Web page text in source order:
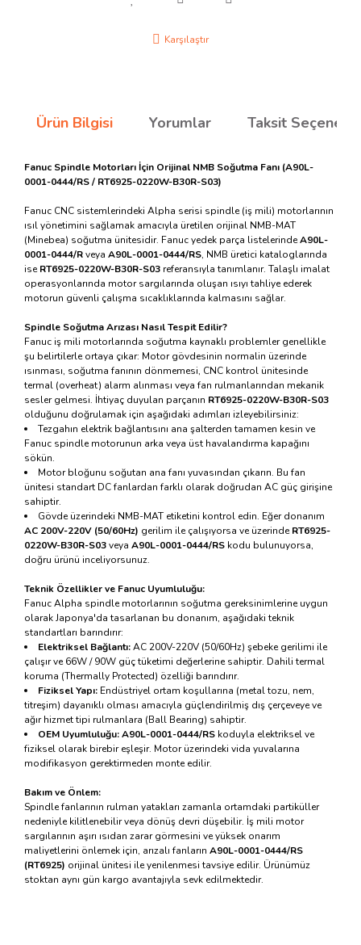
Karşılaştır
Ürün Bilgisi Yorumlar Taksit
Fanuc Spindle Motorları İçin Orijinal NMB Soğutma Fanı (A90L-
0001-0444/RS / RT6925-0220W-B30R-S03)
Fanuc CNC sistemlerindeki Alpha serisi spindle (iş mili) motorlarının
ısıl yönetimini sağlamak amacıyla üretilen orijinal NMB-MAT
(Minebea) soğutma ünitesidir. Fanuc yedek parça listelerindeA90L-
0001-0444/Rveya A90L-0001-0444/RS, NMB üretici kataloglarında
iseRT6925-0220W-B30R-S03 referansıyla tanımlanır. Talaşlı imalat
operasyonlarında motor sargılarında oluşan ısıyı tahliye ederek
motorun güvenli çalışma sıcaklıklarında kalmasını sağlar.
Spindle Soğutma Arızası Nasıl Tespit Edilir?
Fanuc iş mili motorlarında soğutma kaynaklı problemler genellikle
şu belirtilerle ortaya çıkar: Motor gövdesinin normalin üzerinde
ısınması, soğutma fanının dönmemesi, CNC kontrol ünitesinde
termal (overheat) alarm alınması veya fan rulmanlarından mekanik
sesler gelmesi. İhtiyaç duyulan parçanın RT6925-0220W-B30R-S03
olduğunu doğrulamak için aşağıdaki adımları izleyebilirsiniz:
Tezgahın elektrik bağlantısını ana şalterden tamamen kesin ve
Fanuc spindle motorunun arka veya üst havalandırma kapağını
sökün.
Motor bloğunu soğutan ana fanı yuvasından çıkarın. Bu fan
ünitesi standart DC fanlardan farklı olarak doğrudan AC güç girişine
sahiptir.
Gövde üzerindeki NMB-MAT etiketini kontrol edin. Eğer donanım
AC 200V-220V (50/60Hz) gerilim ile çalışıyorsa ve üzerindeRT6925-
0220W-B30R-S03veya A90L-0001-0444/RS kodu bulunuyorsa,
doğru ürünü inceliyorsunuz.
Teknik Özellikler ve Fanuc Uyumluluğu:
Fanuc Alpha spindle motorlarının soğutma gereksinimlerine uygun
olarak Japonya'da tasarlanan bu donanım, aşağıdaki teknik
standartları barındırır:
Elektriksel Bağlantı:AC 200V-220V (50/60Hz) şebeke gerilimi ile
çalışır ve 66W / 90W güç tüketimi değerlerine sahiptir. Dahili termal
koruma (Thermally Protected) özelliği barındırır.
Fiziksel Yapı: Endüstriyel ortam koşullarına (metal tozu, nem,
titreşim) dayanıklı olması amacıyla güçlendirilmiş dış çerçeveye ve
ağır hizmet tipi rulmanlara (Ball Bearing) sahiptir.
OEM Uyumluluğu:A90L-0001-0444/RS koduyla elektriksel ve
fiziksel olarak birebir eşleşir. Motor üzerindeki vida yuvalarına
modifikasyon gerektirmeden monte edilir.
Bakım ve Önlem:
Spindle fanlarının rulman yatakları zamanla ortamdaki partiküller
nedeniyle kilitlenebilir veya dönüş devri düşebilir. İş mili motor
sargılarının aşırı ısıdan zarar görmesini ve yüksek onarım
maliyetlerini önlemek için, arızalı fanların A90L-0001-0444/RS
(RT6925) orijinal ünitesi ile yenilenmesi tavsiye edilir. Ürünümüz
stoktan aynı gün kargo avantajıyla sevk edilmektedir.